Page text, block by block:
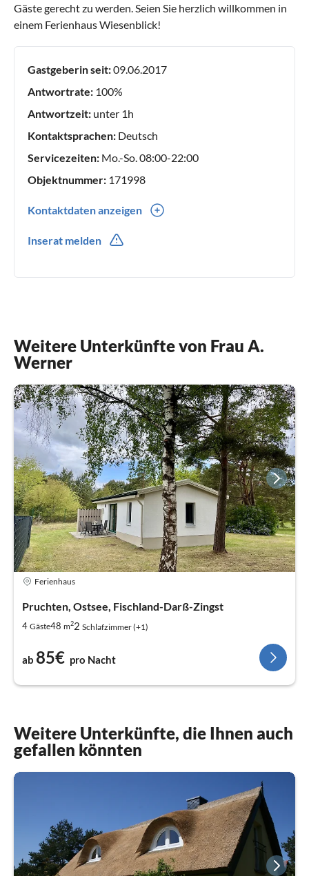
Gäste gerecht zu werden. Seien Sie herzlich willkommen in
einem Ferienhaus Wiesenblick!
Gastgeberin seit:09.06.2017
Antwortrate: 100%
Antwortzeit: unter 1h
Kontaktsprachen: Deutsch
Servicezeiten: Mo.-So. 08:00-22:00
Objektnummer: 171998
Kontaktdaten anzeigen
Inserat melden
Weitere Unterkünfte von Frau A.
Werner
Ferienhaus
Pruchten, Ostsee, Fischland-Darß-Zingst
4 Gäste48 m22 Schlafzimmer (+1)
ab 85€ pro Nacht
Weitere Unterkünfte, die Ihnen auch
gefallen könnten